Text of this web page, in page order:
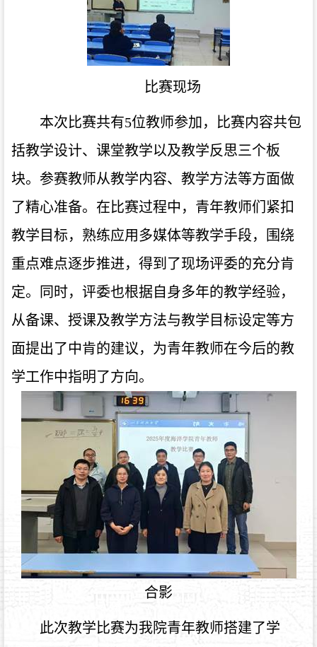
比赛现场
本次比赛共有5位教师参加，比赛内容共包
括教学设计、课堂教学以及教学反思三个板
块。参赛教师从教学内容、教学方法等方面做
了精心准备。在比赛过程中，青年教师们紧扣
教学目标，熟练应用多媒体等教学手段，围绕
重点难点逐步推进，得到了现场评委的充分肯
定。同时，评委也根据自身多年的教学经验，
从备课、授课及教学方法与教学目标设定等方
面提出了中肯的建议，为青年教师在今后的教
学工作中指明了方向。
合影
此次教学比赛为我院青年教师搭建了学